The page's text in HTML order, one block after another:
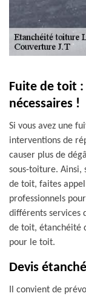
Fuite de toit
nécessaires !
Si vous avez une
interventions de
causer plus de
sous-toiture. Ainsi,
de toit, faites
professionnels
différents services
de toit, étanchéité
pour le toit.
Devis
Il convient de